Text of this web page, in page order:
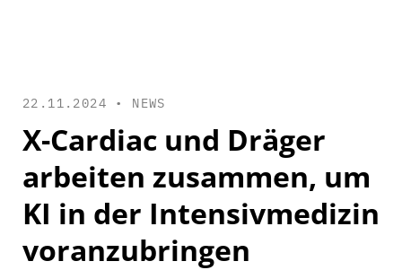
22.11.2024 • NEWS
X-Cardiac und Dräger
arbeiten zusammen, um
KI in der Intensivmedizin
voranzubringen